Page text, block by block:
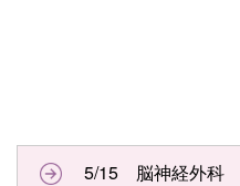
5/15 脳神経外科